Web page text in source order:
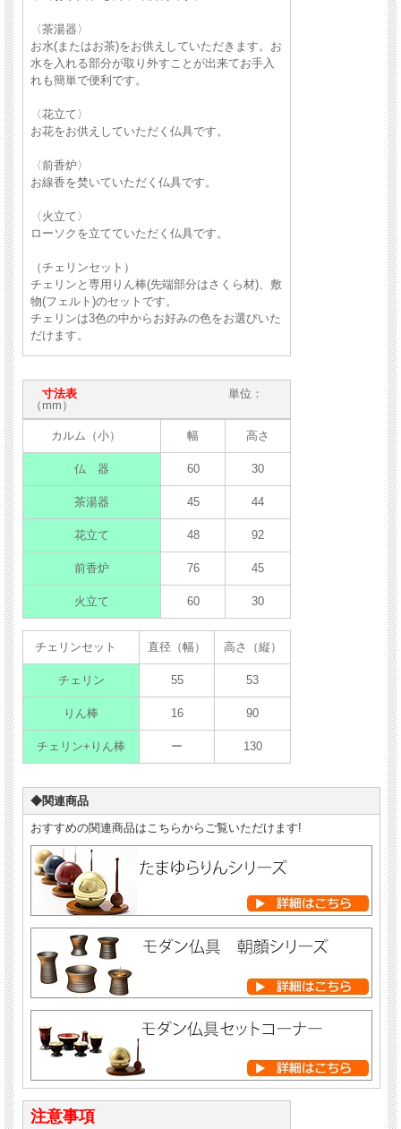
〈茶湯器〉
お水(またはお茶)をお供えしていただきます。お
水を入れる部分が取り外すことが出来てお手入
れも簡単で便利です。
〈花立て〉
お花をお供えしていただく仏具です。
〈前香炉〉
お線香を焚いていただく仏具です。
〈火立て〉
ローソクを立てていただく仏具です。
（チェリンセット）
チェリンと専用りん棒(先端部分はさくら材)、敷
物(フェルト)のセットです。
チェリンは3色の中からお好みの色をお選びいた
だけます。
寸法表
単位：
（mm）
カルム（小） 幅 高さ
仏 器 60 30
茶湯器 45 44
花立て 48 92
前香炉 76 45
火立て 60 30
チェリンセット 直径（幅） 高さ（縦）
チェリン 55 53
りん棒 16 90
チェリン+りん棒 ー 130
◆関連商品
おすすめの関連商品はこちらからご覧いただけます!
注意事項